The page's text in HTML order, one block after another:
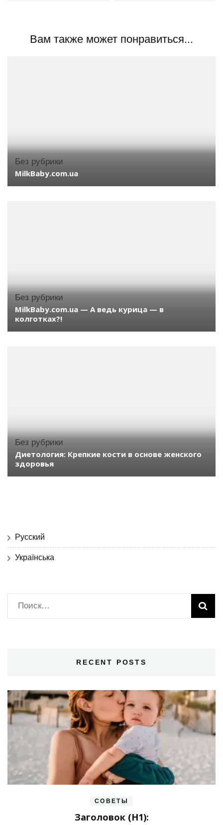
Вам также может понравиться...
Без рубрики
MilkBaby.com.ua
Без рубрики
MilkBaby.com.ua — А ведь курица — в
колготках?!
Без рубрики
Диетология: Крепкие кости в основе женского
здоровья
Русский
Українська
Найти:
RECENT POSTS
СОВЕТЫ
Заголовок (H1):